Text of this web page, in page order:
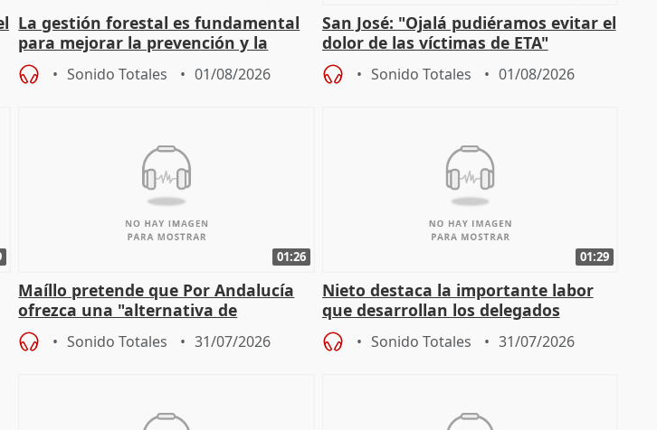
La gestión forestal es fundamental
para mejorar la prevención y la
actuación frente a incendios
Sonido Totales 01/08/2026
San José: "Ojalá pudiéramos evitar el
dolor de las víctimas de ETA"
Sonido Totales 01/08/2026
01:26
Maíllo pretende que Por Andalucía
ofrezca una "alternativa de
gobierno" con su labor de oposición
Sonido Totales 31/07/2026
01:29
Nieto destaca la importante labor
que desarrollan los delegados
territoriales de la Junta
Sonido Totales 31/07/2026